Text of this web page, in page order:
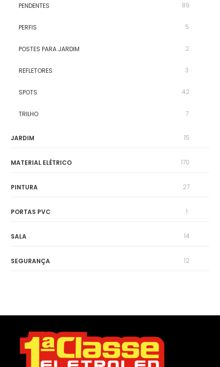
PENDENTES 89
PERFIS 5
POSTES PARA JARDIM 2
REFLETORES 3
SPOTS 42
TRILHO 7
JARDIM 15
MATERIAL ELÉTRICO 170
PINTURA 27
PORTAS PVC 1
SALA 14
SEGURANÇA 12